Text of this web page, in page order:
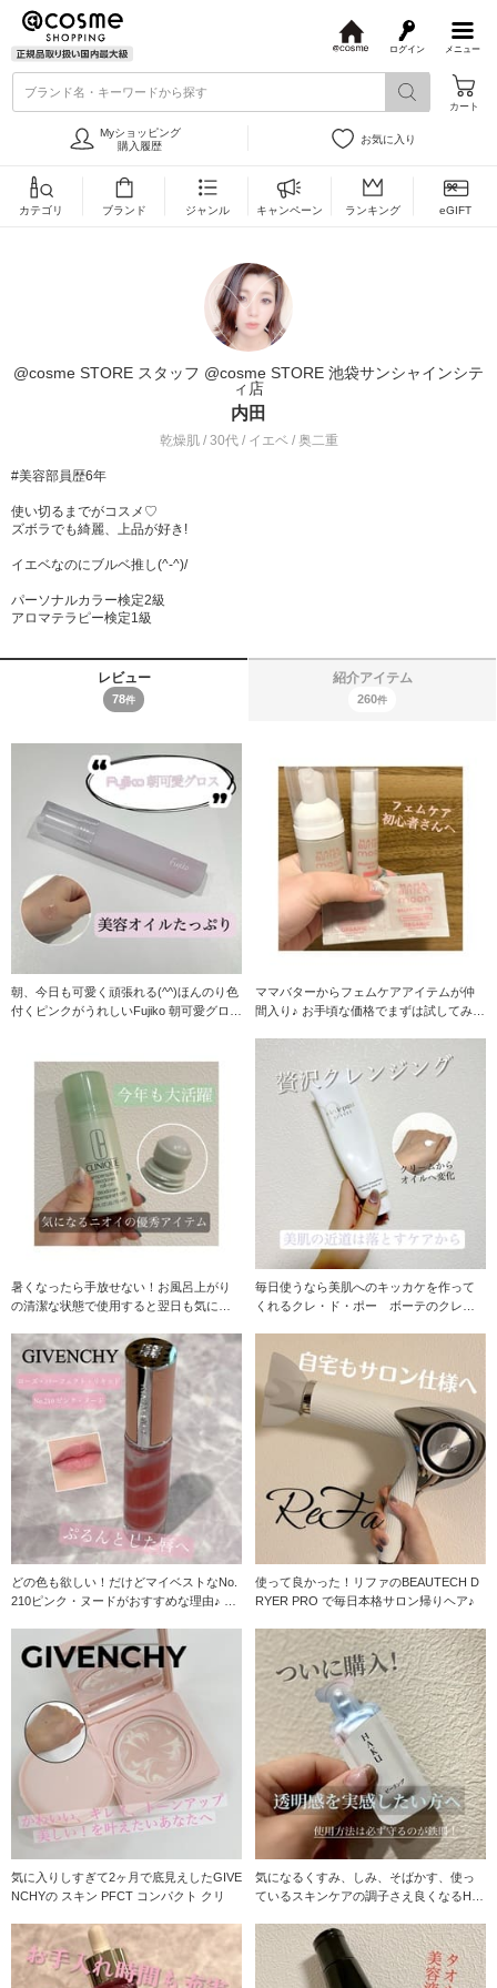
メニュー
ログイン
s
ブランド名・キーワードから探す
カート
Myショッピング
購入履歴
お気に入り
カテゴリ ブランド ジャンル キャンペーン ランキング eGIFT
@cosme STORE スタッフ @cosme STORE 池袋サンシャインシテ
ィ店
内田
乾燥肌 / 30代 / イエベ / 奥二重
#美容部員歴6年
使い切るまでがコスメ♡
ズボラでも綺麗、上品が好き!
イエベなのにブルベ推し(^-^)/
パーソナルカラー検定2級
アロマテラピー検定1級
レビュー
78件
紹介アイテム
260件
朝、今日も可愛く頑張れる(^^)ほんのり色
付くピンクがうれしいFujiko 朝可愛グロス
ママバターからフェムケアアイテムが仲
間入り♪ お手頃な価格でまずは試してみた
暑くなったら手放せない！お風呂上がり
の清潔な状態で使用すると翌日も気にな
毎日使うなら美肌へのキッカケを作って
くれるクレ・ド・ポー ボーテのクレー
どの色も欲しい！だけどマイベストなNo.
210ピンク・ヌードがおすすめな理由♪ 大
使って良かった！リファのBEAUTECH D
RYER PRO で毎日本格サロン帰りヘア♪
気に入りしすぎて2ヶ月で底見えしたGIVE
NCHYの スキン PFCT コンパクト クリ
気になるくすみ、しみ、そばかす、使っ
ているスキンケアの調子さえ良くなるHA